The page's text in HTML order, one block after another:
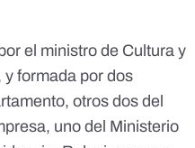
el ministro de Cultura y
formada por dos
otros dos del
uno del Ministerio